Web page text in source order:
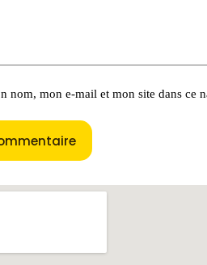
nom, mon e-mail et mon site dans ce